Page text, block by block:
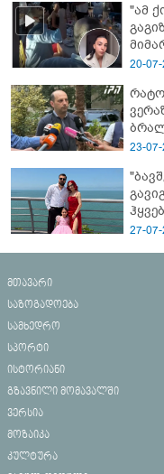
"ამ
20-
23-
27-
მთავარი
საზოგადოება
სამხედრო
სპორტი
ისტორიანი
გზავნილი მომავალში
ვერსია
მოზაიკა
კულტურა